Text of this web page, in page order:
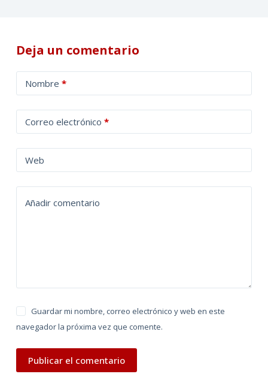
Deja un comentario
Nombre *
Correo electrónico *
Web
Añadir comentario
Guardar mi nombre, correo electrónico y web en este
navegador la próxima vez que comente.
Publicar el comentario
l
t
a
t